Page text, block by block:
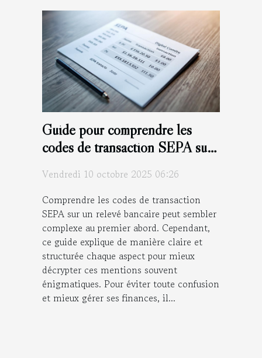
Guide pour comprendre les
codes de transaction SEPA sur
Vendredi 10 octobre 2025 06:26
Comprendre les codes de transaction
SEPA sur un relevé bancaire peut sembler
complexe au premier abord. Cependant,
ce guide explique de manière claire et
structurée chaque aspect pour mieux
décrypter ces mentions souvent
énigmatiques. Pour éviter toute confusion
et mieux gérer ses finances, il...